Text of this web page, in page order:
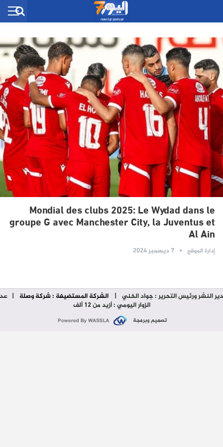
Mondial des clubs 2025: Le Wydad dans le
groupe G avec Manchester City, la Juventus et
Al Ain
إدارة الموقع 7 ديسمبر 2024
النشر ورئيس التحرير : جواد الخني | الشركة المستضيفة : شركة وصلة |
الزوار اليومي : أزيد من 12 ألف
تصميم وبرمجة